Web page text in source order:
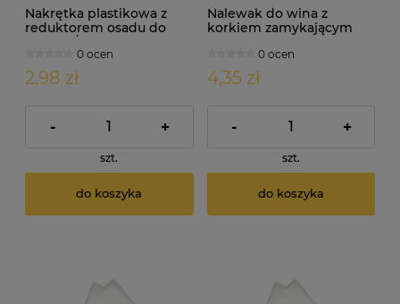
Nakrętka plastikowa z
reduktorem osadu do
0 ocen
2,98 zł
- +
szt.
do koszyka
Nalewak do wina z
korkiem zamykającym
0 ocen
4,35 zł
- +
szt.
do koszyka